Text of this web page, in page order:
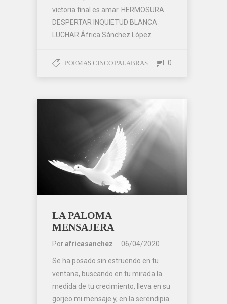
victoria final es amar. HERMOSURA
DESPERTAR INQUIETUD BLANCA
LUCHAR África Sánchez López
POEMAS CINCO PALABRAS 0
LA PALOMA
MENSAJERA
Porafricasanchez 06/04/2020
Se ha posado sin estruendo en tu
ventana, buscando en tu mirada la
medida de tu crecimiento, lleva en su
gorjeo mi mensaje y, en la serendipia